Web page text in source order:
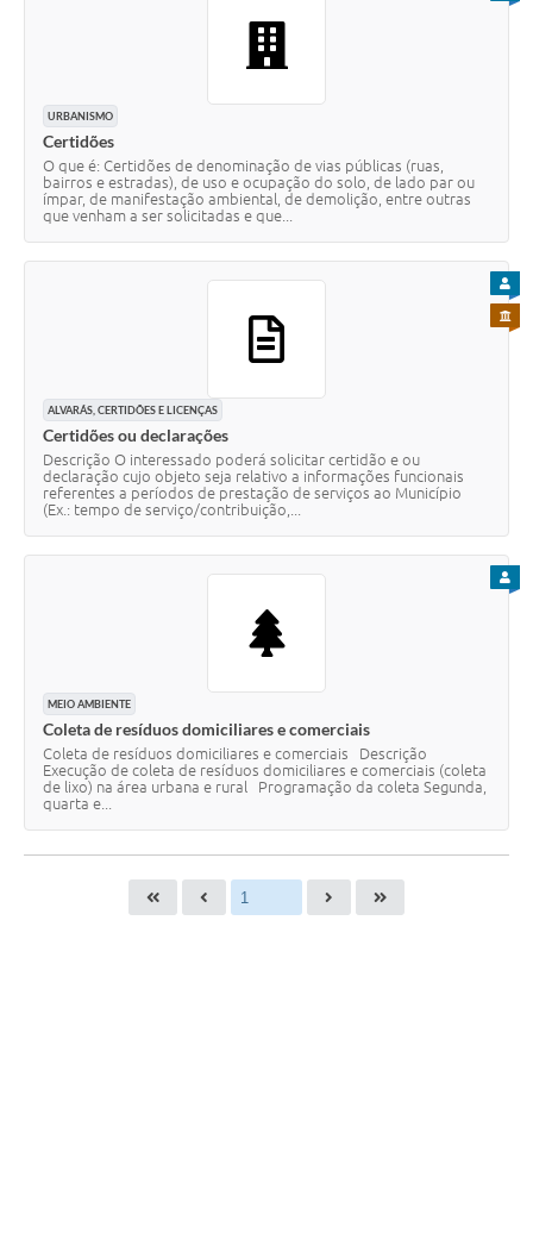
URBANISMO
Certidões
O que é: Certidões de denominação de vias públicas (ruas,
bairros e estradas), de uso e ocupação do solo, de lado par ou
ímpar, de manifestação ambiental, de demolição, entre outras
que venham a ser solicitadas e que...
ALVARÁS, CERTIDÕES E LICENÇAS
Certidões ou declarações
Descrição O interessado poderá solicitar certidão e ou
declaração cujo objeto seja relativo a informações funcionais
referentes a períodos de prestação de serviços ao Município
(Ex.: tempo de serviço/contribuição,...
PARA
MEIO AMBIENTE
Coleta de resíduos domiciliares e comerciais
Coleta de resíduos domiciliares e comerciais Descrição
Execução de coleta de resíduos domiciliares e comerciais (coleta
de lixo) na área urbana e rural Programação da coleta Segunda,
quarta e...